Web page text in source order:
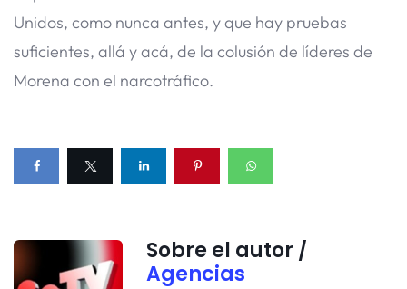
Unidos, como nunca antes, y que hay pruebas
suficientes, allá y acá, de la colusión de líderes de
Morena con el narcotráfico.
Sobre el autor /
Agencias